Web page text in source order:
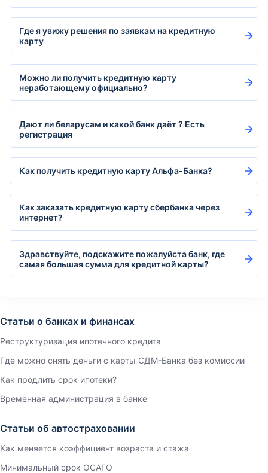
Где я увижу решения по заявкам на кредитную
карту
Можно ли получить кредитную карту
неработающему официально?
Дают ли беларусам и какой банк даёт ? Есть
регистрация
Как получить кредитную карту Альфа-Банка?
Как заказать кредитную карту сбербанка через
интернет?
Здравствуйте, подскажите пожалуйста банк, где
самая большая сумма для кредитной карты?
Статьи о банках и финансах
Реструктуризация ипотечного кредита
Где можно снять деньги с карты СДМ-Банка без комиссии
Как продлить срок ипотеки?
Временная администрация в банке
Статьи об автостраховании
Как меняется коэффициент возраста и стажа
Минимальный срок ОСАГО